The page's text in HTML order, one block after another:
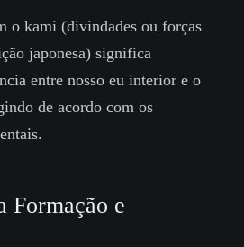
o kami (divindades ou forças
japonesa) significa
entre nosso eu interior e o
de acordo com os
Formação e